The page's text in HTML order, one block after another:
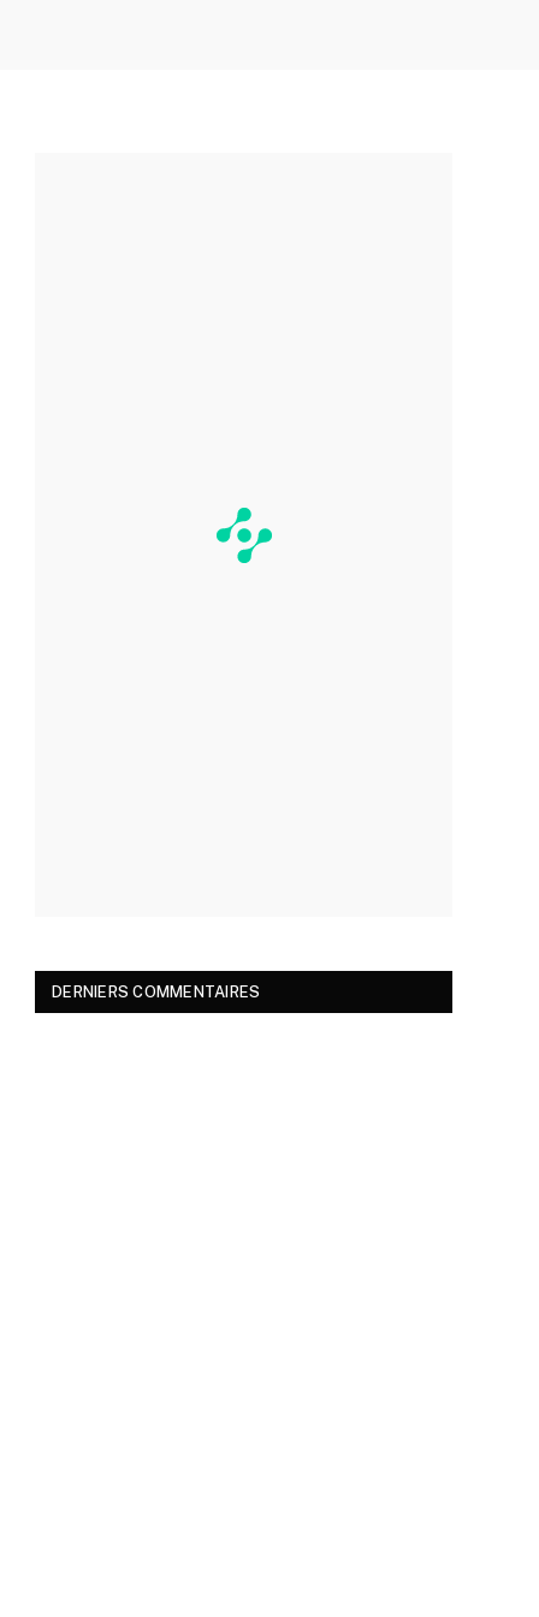
DERNIERS COMMENTAIRES